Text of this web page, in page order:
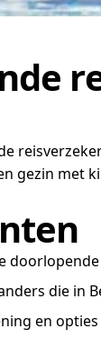
gezin
die in
en